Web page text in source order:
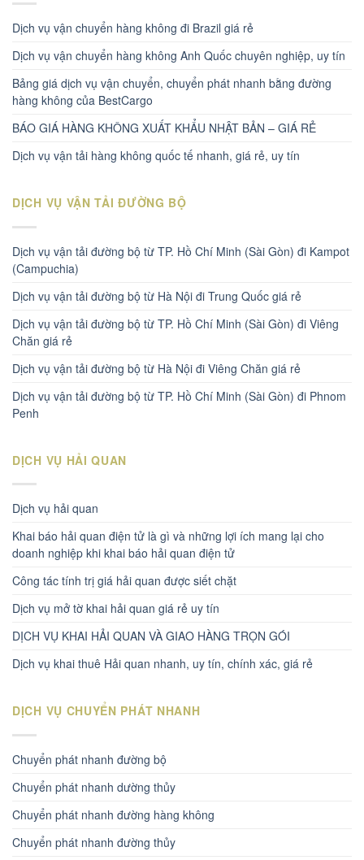
Dịch vụ vận chuyển hàng không đi Brazil giá rẻ
Dịch vụ vận chuyển hàng không Anh Quốc chuyên nghiệp, uy tín
Bảng giá dịch vụ vận chuyển, chuyển phát nhanh bằng đường
hàng không của BestCargo
BÁO GIÁ HÀNG KHÔNG XUẤT KHẨU NHẬT BẢN – GIÁ RẺ
Dịch vụ vận tải hàng không quốc tế nhanh, giá rẻ, uy tín
DỊCH VỤ VẬN TẢI ĐƯỜNG BỘ
Dịch vụ vận tải đường bộ từ TP. Hồ Chí Minh (Sài Gòn) đi Kampot
(Campuchia)
Dịch vụ vận tải đường bộ từ Hà Nội đi Trung Quốc giá rẻ
Dịch vụ vận tải đường bộ từ TP. Hồ Chí Minh (Sài Gòn) đi Viêng
Chăn giá rẻ
Dịch vụ vận tải đường bộ từ Hà Nội đi Viêng Chăn giá rẻ
Dịch vụ vận tải đường bộ từ TP. Hồ Chí Minh (Sài Gòn) đi Phnom
Penh
DỊCH VỤ HẢI QUAN
Dịch vụ hải quan
Khai báo hải quan điện tử là gì và những lợi ích mang lại cho
doanh nghiệp khi khai báo hải quan điện tử
Công tác tính trị giá hải quan được siết chặt
Dịch vụ mở tờ khai hải quan giá rẻ uy tín
DỊCH VỤ KHAI HẢI QUAN VÀ GIAO HÀNG TRỌN GÓI
Dịch vụ khai thuê Hải quan nhanh, uy tín, chính xác, giá rẻ
DỊCH VỤ CHUYỂN PHÁT NHANH
Chuyển phát nhanh đường bộ
Chuyển phát nhanh dường thủy
Chuyển phát nhanh đường hàng không
Chuyển phát nhanh đường thủy